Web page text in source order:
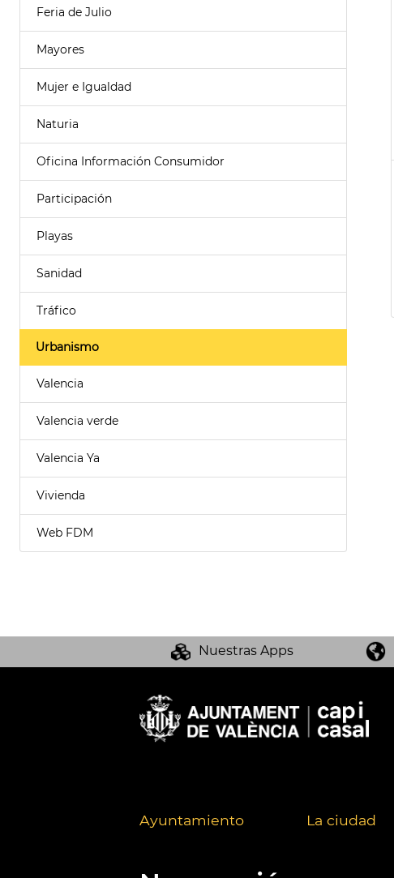
Feria de Julio
Mayores
Mujer e Igualdad
Naturia
Oficina Información Consumidor
Participación
Playas
Sanidad
Tráfico
Urbanismo
Valencia
Valencia verde
Valencia Ya
Vivienda
Web FDM
Nuestras Apps
Ayuntamiento La ciudad